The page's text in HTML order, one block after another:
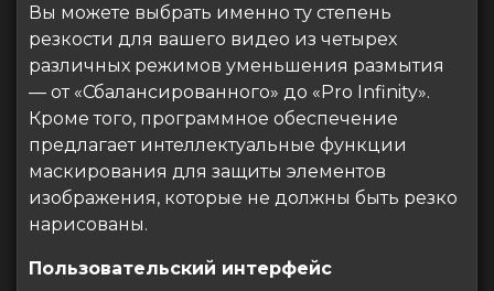
Вы можете выбрать именно ту степень
резкости для вашего видео из четырех
различных режимов уменьшения размытия
— от «Сбалансированного» до «Pro Infinity».
Кроме того, программное обеспечение
предлагает интеллектуальные функции
маскирования для защиты элементов
изображения, которые не должны быть резко
нарисованы.
Пользовательский интерфейс